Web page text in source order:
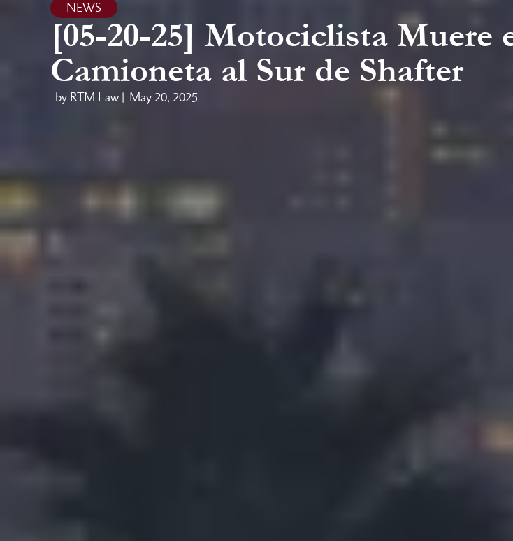
NEWS
[05-20-25] Motociclista Muere
Camioneta al Sur de Shafter
by RTM Law | May 20, 2025